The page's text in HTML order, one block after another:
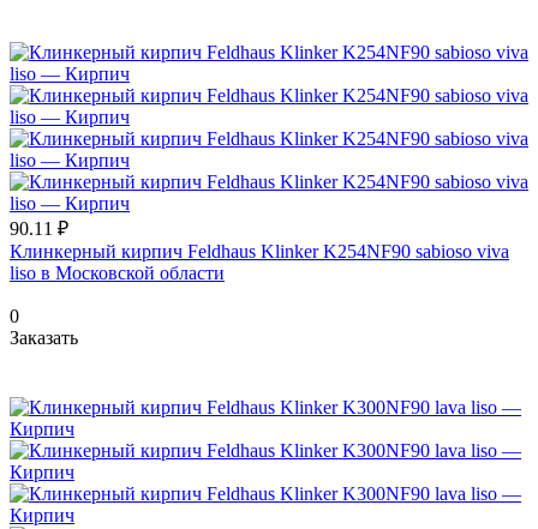
90.11 ₽
Клинкерный кирпич Feldhaus Klinker K254NF90 sabioso viva
liso в Московской области
0
Заказать